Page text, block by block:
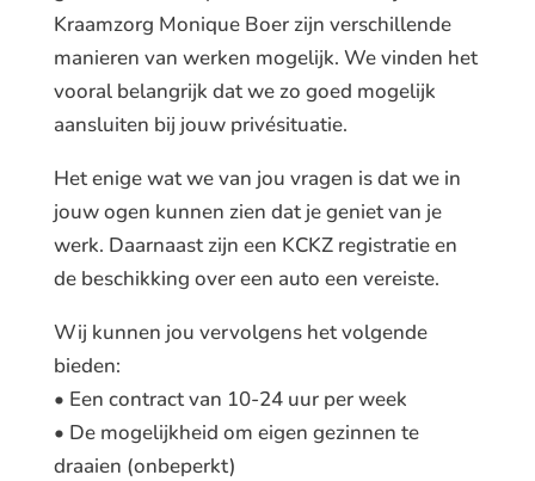
Kraamzorg Monique Boer zijn verschillende
manieren van werken mogelijk. We vinden het
vooral belangrijk dat we zo goed mogelijk
aansluiten bij jouw privésituatie.
Het enige wat we van jou vragen is dat we in
jouw ogen kunnen zien dat je geniet van je
werk. Daarnaast zijn een KCKZ registratie en
de beschikking over een auto een vereiste.
Wij kunnen jou vervolgens het volgende
bieden:
• Een contract van 10-24 uur per week
• De mogelijkheid om eigen gezinnen te
draaien (onbeperkt)